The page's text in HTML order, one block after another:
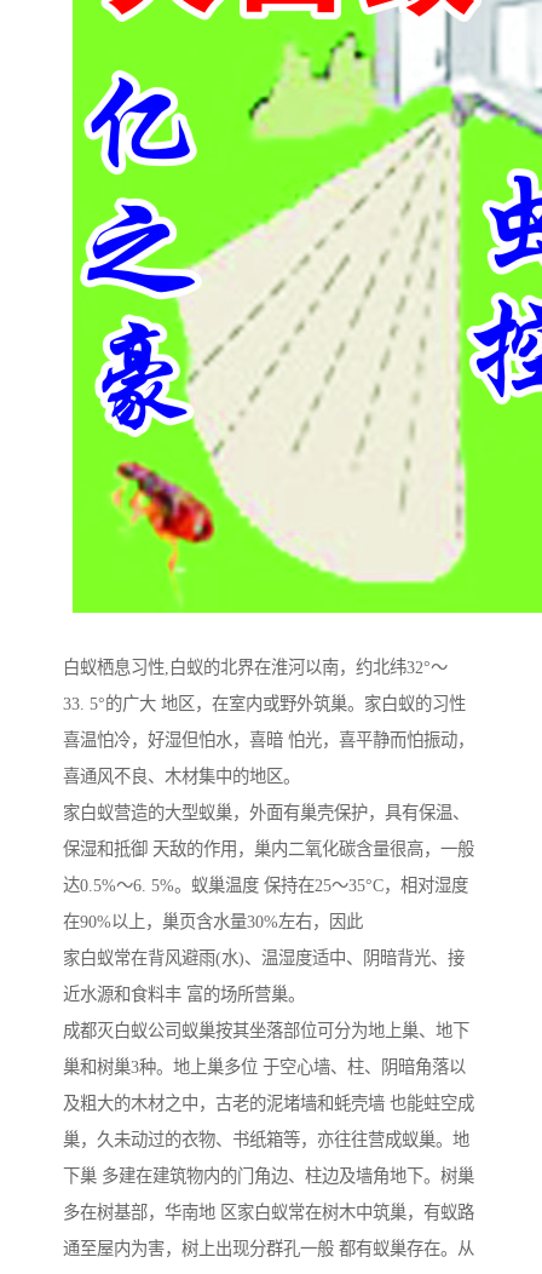
白蚁栖息习性,白蚁的北界在淮河以南，约北纬32°～
33. 5°的广大 地区，在室内或野外筑巢。家白蚁的习性
喜温怕冷，好湿但怕水，喜暗 怕光，喜平静而怕振动，
喜通风不良、木材集中的地区。
家白蚁营造的大型蚁巢，外面有巢壳保护，具有保温、
保湿和抵御 天敌的作用，巢内二氧化碳含量很高，一般
达0.5%～6. 5%。蚁巢温度 保持在25～35°C，相对湿度
在90%以上，巢页含水量30%左右，因此
家白蚁常在背风避雨(水)、温湿度适中、阴暗背光、接
近水源和食料丰 富的场所营巢。
成都灭白蚁公司蚁巢按其坐落部位可分为地上巢、地下
巢和树巢3种。地上巢多位 于空心墙、柱、阴暗角落以
及粗大的木材之中，古老的泥堵墙和蚝壳墙 也能蛀空成
巢，久未动过的衣物、书纸箱等，亦往往营成蚁巢。地
下巢 多建在建筑物内的门角边、柱边及墙角地下。树巢
多在树基部，华南地 区家白蚁常在树木中筑巢，有蚁路
通至屋内为害，树上出现分群孔一般 都有蚁巢存在。从